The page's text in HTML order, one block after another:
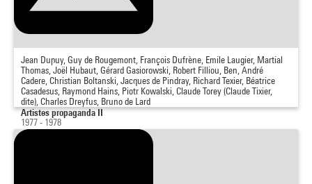
Jean Dupuy, Guy de Rougemont, François Dufrène, Emile Laugier, Martial
Thomas, Joël Hubaut, Gérard Gasiorowski, Robert Filliou, Ben, André
Cadere, Christian Boltanski, Jacques de Pindray, Richard Texier, Béatrice
Casadesus, Raymond Hains, Piotr Kowalski, Claude Torey (Claude Tixier,
dite), Charles Dreyfus, Bruno de Lard
Artistes propaganda II
1977 - 1978